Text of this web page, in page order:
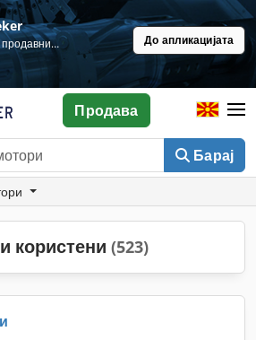
Бесплатно во продавница До апликацијата
Барај
Продава
користени (523)